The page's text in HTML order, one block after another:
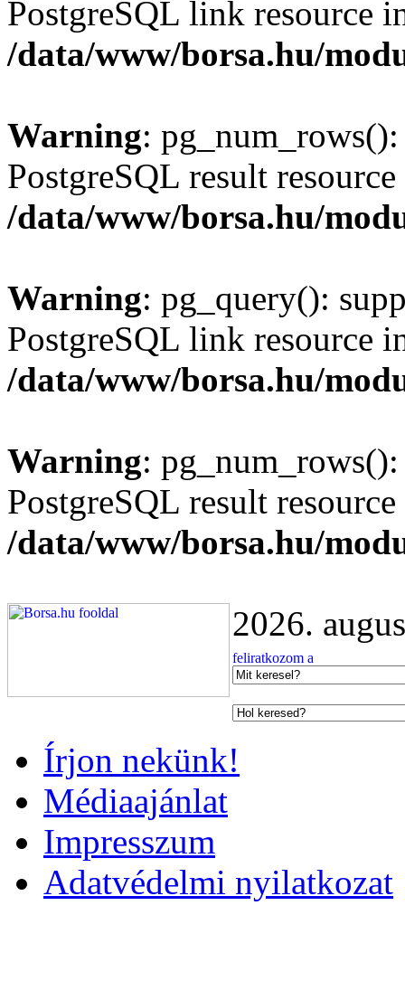
PostgreSQL link resource
/data/www/borsa.hu/
Warning:
PostgreSQL result
/data/www/borsa.hu/
Warning: pg_query():
PostgreSQL link resource
/data/www/borsa.hu/
Warning:
PostgreSQL result
/data/www/borsa.hu/
2026.
Írjon nekünk!
Médiaajánlat
Impresszum
Adatvédelmi nyilatkozat